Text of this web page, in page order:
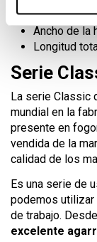
Peso: 176
Ancho de la
Longitud
Serie
La serie Classic
mundial en la
presente en
vendida de la
calidad de los
Es una serie de
podemos utilizar
de trabajo.
excelente